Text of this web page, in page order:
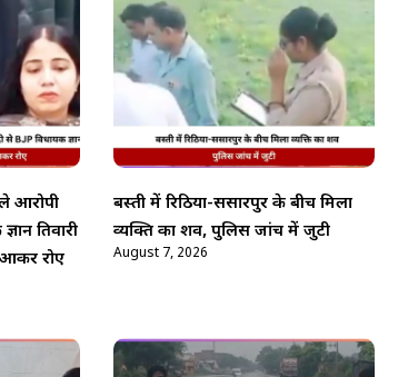
आरोपी
तिवारी
आकर रोए
बस्ती में रिठिया-ससारपुर के बीच मिला
व्यक्ति का शव, पुलिस जांच में जुटी
August 7, 2026